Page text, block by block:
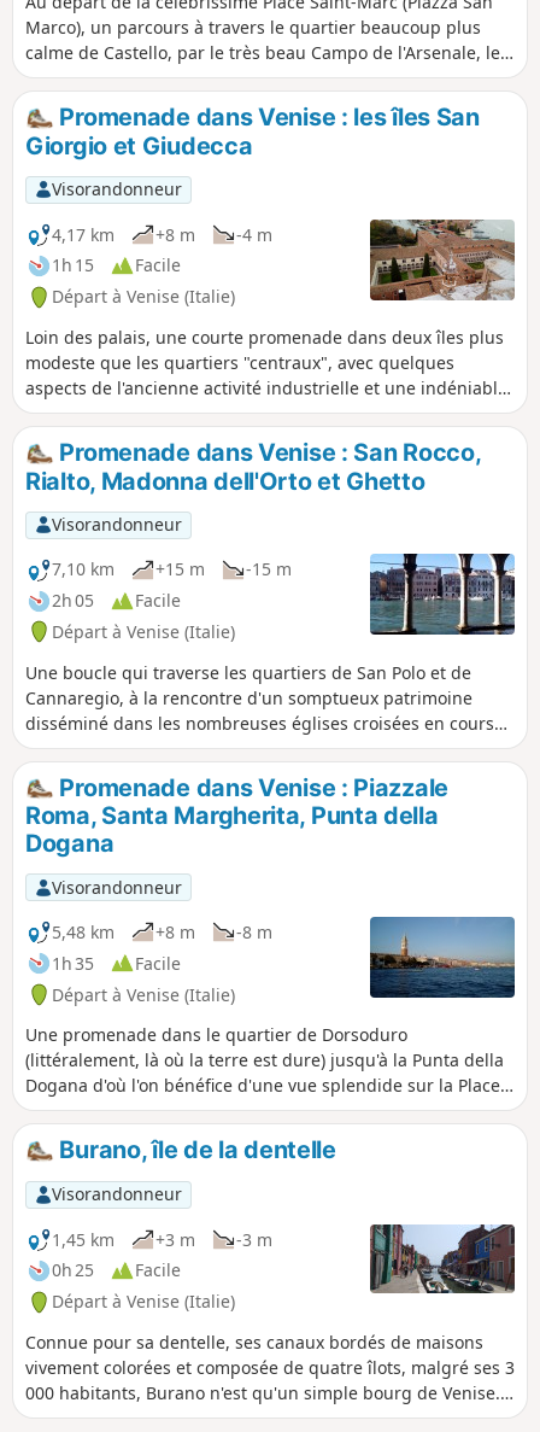
Marco), un parcours à travers le quartier beaucoup plus
calme de Castello, par le très beau Campo de l'Arsenale, le
charmant couvent de San Francesco della Vigna et
l'imposante église dei Santi Giovanni e Paolo. Des ruelles
qui tournicotent le long des petits canaux et quelques
points de vue sur la lagune et les îles du Nord ainsi que sur
le Grand Canal.
Promenade dans Venise : les îles San
Giorgio et Giudecca
Visorandonneur
4,17 km
+8 m
-4 m
1h 15
Facile
Départ à Venise (Italie)
Loin des palais, une courte promenade dans deux îles plus
modeste que les quartiers "centraux", avec quelques
aspects de l'ancienne activité industrielle et une indéniable
touche maritime. La montée en haut du campanile de San
Giorgio permet de bénéficier d'un splendide panorama sur
la ville et la mer qui l'entoure.
Promenade dans Venise : San Rocco,
Rialto, Madonna dell'Orto et Ghetto
Visorandonneur
7,10 km
+15 m
-15 m
2h 05
Facile
Départ à Venise (Italie)
Une boucle qui traverse les quartiers de San Polo et de
Cannaregio, à la rencontre d'un somptueux patrimoine
disséminé dans les nombreuses églises croisées en cours
de route et dans quelques superbes musées. Un passage
sur le célèbre Pont du Rialto, la traversée de l'ancien ghetto
juif, quelques points de vue sur la lagune, et beaucoup de
petits canaux complètent ce tableau riche en couleurs.
Promenade dans Venise : Piazzale
Roma, Santa Margherita, Punta della
Dogana
Visorandonneur
5,48 km
+8 m
-8 m
1h 35
Facile
Départ à Venise (Italie)
Une promenade dans le quartier de Dorsoduro
(littéralement, là où la terre est dure) jusqu'à la Punta della
Dogana d'où l'on bénéfice d'une vue splendide sur la Place
Saint-Marc et les îles du Sud. Le parcours sinue le long des
petits canaux, traverse de nombreuses places, dont le
Campo Santa Margherita très animé, et s'offre quelques
impressions maritimes le long du Canale della Giudecca et
à l'embouchure du Grand Canal.
Burano, île de la dentelle
Visorandonneur
1,45 km
+3 m
-3 m
0h 25
Facile
Départ à Venise (Italie)
Connue pour sa dentelle, ses canaux bordés de maisons
vivement colorées et composée de quatre îlots, malgré ses 3
000 habitants, Burano n'est qu'un simple bourg de Venise.
À l'origine, les pêcheurs peignaient leur maison de